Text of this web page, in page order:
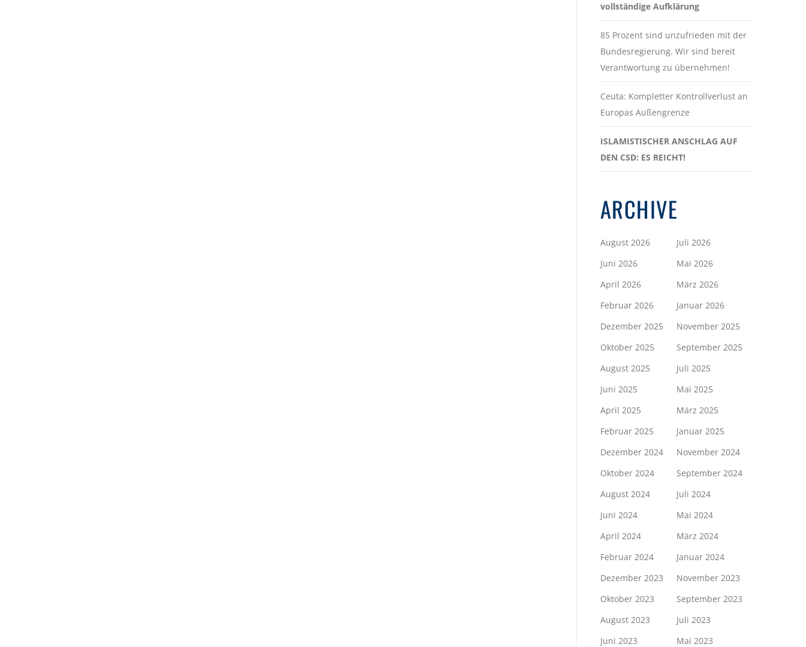
vollständige Aufklärung
85 Prozent sind unzufrieden mit der
Bundesregierung. Wir sind bereit
Verantwortung zu übernehmen!
Ceuta: Kompletter Kontrollverlust an
Europas Außengrenze
ISLAMISTISCHER ANSCHLAG AUF
DEN CSD: ES REICHT!
ARCHIVE
August 2026
Juli 2026
Juni 2026
Mai 2026
April 2026
März 2026
Februar 2026
Januar 2026
Dezember 2025
November 2025
Oktober 2025
September 2025
August 2025
Juli 2025
Juni 2025
Mai 2025
April 2025
März 2025
Februar 2025
Januar 2025
Dezember 2024
November 2024
Oktober 2024
September 2024
August 2024
Juli 2024
Juni 2024
Mai 2024
April 2024
März 2024
Februar 2024
Januar 2024
Dezember 2023
November 2023
Oktober 2023
September 2023
August 2023
Juli 2023
Juni 2023
Mai 2023